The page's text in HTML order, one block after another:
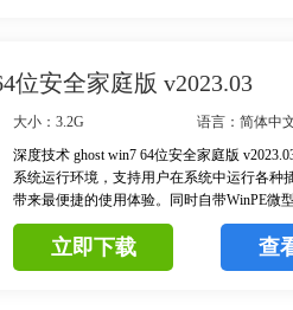
位安全家庭版 v2023.03
大小：3.2G
语言：简体中
深度技术 ghost win7 64位安全家庭版
系统运行环境，支持用户在系统中运行各种
带来最便捷的使用体验。同时自带WinPE微
用分区工具、DOS工具，用户能够轻松无忧
和维护。立即下载 查